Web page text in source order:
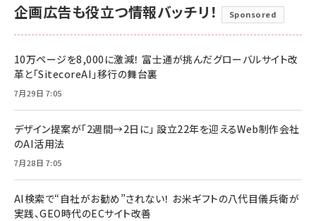
企画広告も役立つ情報バッチリ！ Sponsored
10万ページを8,000に激減！ 富士通が挑んだグローバルサイト改
革と「SitecoreAI」移行の舞台裏
7月29日 7:05
デザイン提案が「2週間→2日に」 設立22年を迎えるWeb制作会社
のAI活用法
7月28日 7:05
AI検索で“自社がお勧め”されない！ お米ギフトの八代目儀兵衛が
実践、GEO時代のECサイト改善